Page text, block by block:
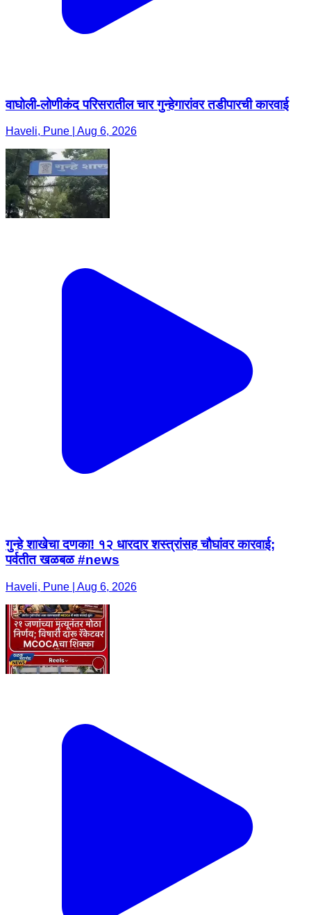
वाघोली-लोणीकंद परिसरातील चार गुन्हेगारांवर तडीपारची कारवाई
Haveli, Pune | Aug 6, 2026
गुन्हे शाखेचा दणका! १२ धारदार शस्त्रांसह चौघांवर कारवाई;
पर्वतीत खळबळ #news
Haveli, Pune | Aug 6, 2026